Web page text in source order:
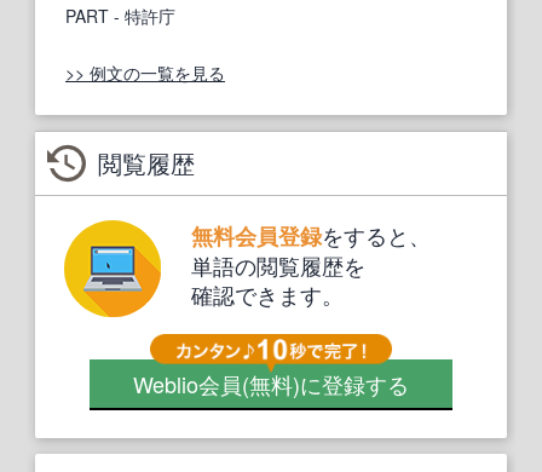
PART - 特許庁
>> 例文の一覧を見る
閲覧履歴
無料会員登録をすると、
単語の閲覧履歴を
確認できます。
Weblio会員(無料)に登録する